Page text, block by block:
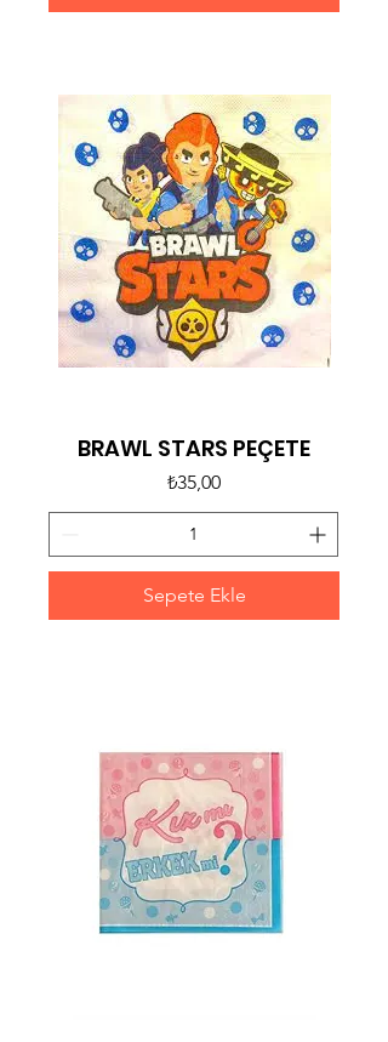
BRAWL STARS PEÇETE
Fiyat
₺35,00
Sepete Ekle